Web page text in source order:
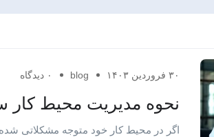
۳۰ فروردین ۱۴۰۳ blog ۰ دیدگاه
نحوه مدیریت محیط
اگر در محیط کار خود متوجه مشکلاتی شده